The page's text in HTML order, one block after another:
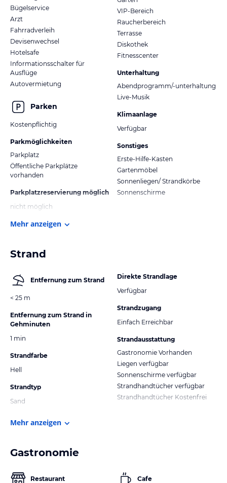
Bügelservice
Arzt
Fahrradverleih
Devisenwechsel
Hotelsafe
Informationsschalter für
Ausflüge
Autovermietung
Parken
Kostenpflichtig
Parkmöglichkeiten
Parkplatz
Öffentliche Parkplätze
vorhanden
Parkplatzreservierung möglich
nicht möglich
VIP-Bereich
Raucherbereich
Terrasse
Diskothek
Fitnesscenter
Unterhaltung
Abendprogramm/-unterhaltung
Live-Musik
Klimaanlage
Verfügbar
Sonstiges
Erste-Hilfe-Kasten
Gartenmöbel
Sonnenliegen/ Strandkörbe
Sonnenschirme
Mehr anzeigen
Strand
Entfernung zum Strand
< 25 m
Entfernung zum Strand in
Gehminuten
1 min
Strandfarbe
Hell
Strandtyp
Sand
Direkte Strandlage
Verfügbar
Strandzugang
Einfach Erreichbar
Strandausstattung
Gastronomie Vorhanden
Liegen verfügbar
Sonnenschirme verfügbar
Strandhandtücher verfügbar
Strandhandtücher Kostenfrei
Mehr anzeigen
Gastronomie
Restaurant Cafe